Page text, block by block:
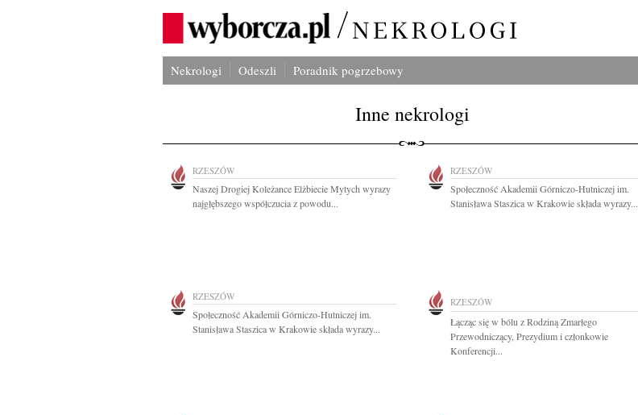
Nekrologi Odeszli Poradnik pogrzebowy
Inne nekrologi
RZESZÓW
Naszej Drogiej Koleżance Elżbiecie Mytych wyrazy
najgłębszego współczucia z powodu...
RZESZÓW
Społeczność Akademii Górniczo-Hutniczej im.
Stanisława Staszica w Krakowie składa wyrazy...
RZESZÓW
Społeczność Akademii Górniczo-Hutniczej im.
Stanisława Staszica w Krakowie składa wyrazy...
RZESZÓW
Łącząc się w bólu z Rodziną Zmarłego
Przewodniczący, Prezydium i członkowie
Konferencji...